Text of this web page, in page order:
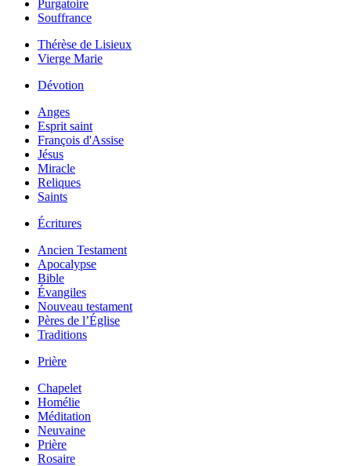
Purgatoire
Souffrance
Thérèse de Lisieux
Vierge Marie
Dévotion
Anges
Esprit saint
François d'Assise
Jésus
Miracle
Reliques
Saints
Écritures
Ancien Testament
Apocalypse
Bible
Évangiles
Nouveau testament
Pères de l’Église
Traditions
Prière
Chapelet
Homélie
Méditation
Neuvaine
Prière
Rosaire